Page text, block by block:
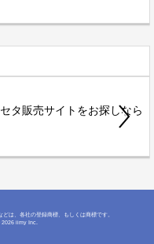
タ販売サイトをお探しなら
は、各社の登録商標、もしくは商標です。
2026 iimy Inc.